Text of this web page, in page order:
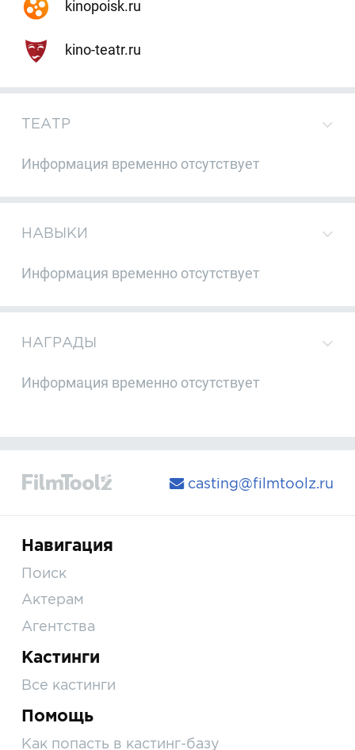
kinopoisk.ru
kino-teatr.ru
ТЕАТР
Информация временно отсутствует
НАВЫКИ
Информация временно отсутствует
НАГРАДЫ
Информация временно отсутствует
casting@filmtoolz.ru
Навигация
Поиск
Актерам
Агентства
Кастинги
Все кастинги
Помощь
Как попасть в кастинг-базу